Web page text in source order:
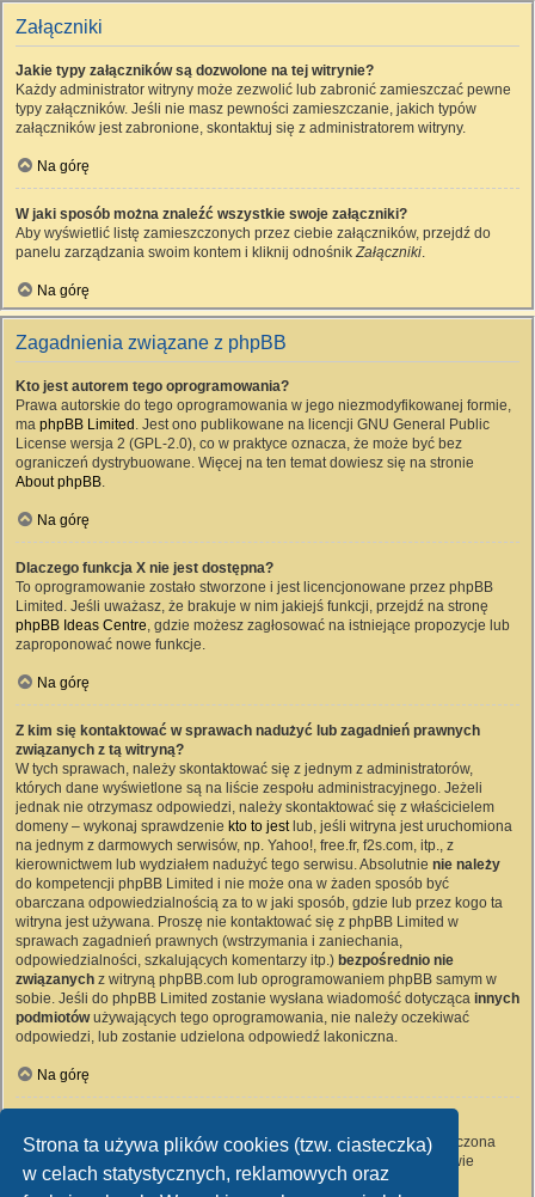
Strona ta używa plików cookies (tzw. ciasteczka)
w celach statystycznych, reklamowych oraz
Załączniki
Jakie typy załączników są dozwolone na tej witrynie?
Każdy administrator witryny może zezwolić lub zabronić zamieszczać pewne
typy załączników. Jeśli nie masz pewności zamieszczanie, jakich typów
załączników jest zabronione, skontaktuj się z administratorem witryny.
Na górę
W jaki sposób można znaleźć wszystkie swoje załączniki?
Aby wyświetlić listę zamieszczonych przez ciebie załączników, przejdź do
panelu zarządzania swoim kontem i kliknij odnośnikZałączniki.
Na górę
Zagadnienia związane z phpBB
Kto jest autorem tego oprogramowania?
Prawa autorskie do tego oprogramowania w jego niezmodyfikowanej formie,
ma phpBB Limited . Jest ono publikowane na licencji GNU General Public
License wersja 2 (GPL-2.0), co w praktyce oznacza, że może być bez
ograniczeń dystrybuowane. Więcej na ten temat dowiesz się na stronie
About phpBB.
Na górę
Dlaczego funkcja X nie jest dostępna?
To oprogramowanie zostało stworzone i jest licencjonowane przez phpBB
Limited. Jeśli uważasz, że brakuje w nim jakiejś funkcji, przejdź na stronę
phpBB Ideas Centre, gdzie możesz zagłosować na istniejące propozycje lub
zaproponować nowe funkcje.
Na górę
Z kim się kontaktować w sprawach nadużyć lub zagadnień prawnych
związanych z tą witryną?
W tych sprawach, należy skontaktować się z jednym z administratorów,
których dane wyświetlone są na liście zespołu administracyjnego. Jeżeli
jednak nie otrzymasz odpowiedzi, należy skontaktować się z właścicielem
domeny – wykonaj sprawdzenie kto to jestlub, jeśli witryna jest uruchomiona
na jednym z darmowych serwisów, np. Yahoo!, free.fr, f2s.com, itp., z
kierownictwem lub wydziałem nadużyć tego serwisu. Absolutnie nie należy
do kompetencji phpBB Limited i nie może ona w żaden sposób być
obarczana odpowiedzialnością za to w jaki sposób, gdzie lub przez kogo ta
witryna jest używana. Proszę nie kontaktować się z phpBB Limited w
sprawach zagadnień prawnych (wstrzymania i zaniechania,
odpowiedzialności, szkalujących komentarzy itp.) bezpośrednio nie
związanych z witryną phpBB.com lub oprogramowaniem phpBB samym w
sobie. Jeśli do phpBB Limited zostanie wysłana wiadomość dotycząca innych
podmiotówużywających tego oprogramowania, nie należy oczekiwać
odpowiedzi, lub zostanie udzielona odpowiedź lakoniczna.
Na górę
Wszyscy użytkownicy witryny mogą używać – jeśli funkcja ta jest włączona
przez administratora witryny – formularza „Kontakt z nami”. Członkowie
witryny mogą także używać odnośnika „Zespół administracyjny”.